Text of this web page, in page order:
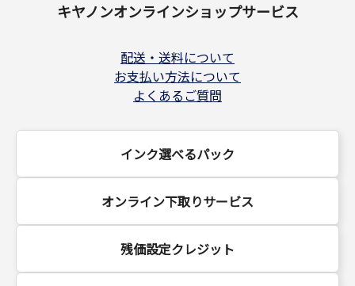
キヤノンオンラインショップサービス
配送・送料について
お支払い方法について
よくあるご質問
インク選べるパック
オンライン下取りサービス
残価設定クレジット